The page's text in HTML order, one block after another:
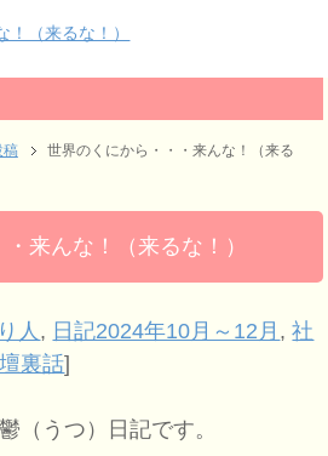
（来るな！）
稿
世界のくにから・・・来んな！（来る
来んな！（来るな！）
人 , 日記2024年10月～12月 ,社
裏話]
（うつ）日記です。